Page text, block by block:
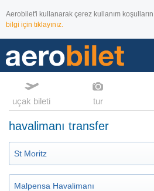
Aerobilet'i kullanarak çerez kullanım
bilgi için tıklayınız.
uçak bileti tur
havalimanı transfer